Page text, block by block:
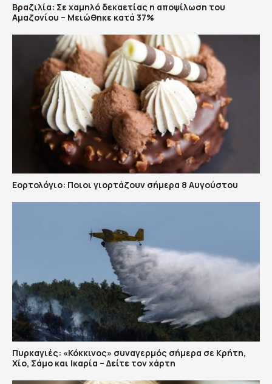
Βραζιλία: Σε χαμηλό δεκαετίας η αποψίλωση του
Αμαζονίου – Μειώθηκε κατά 37%
Εορτολόγιο: Ποιοι γιορτάζουν σήμερα 8 Αυγούστου
Πυρκαγιές: «Κόκκινος» συναγερμός σήμερα σε Κρήτη,
Χίο, Σάμο και Ικαρία – Δείτε τον χάρτη